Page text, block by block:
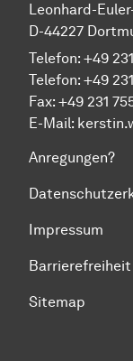
Leonhard-
D-44227
Telefon: +49
Telefon: +49
Fax: +49 231
E-Mail:
Anregungen?
Impressum
Barrierefreiheit
Sitemap